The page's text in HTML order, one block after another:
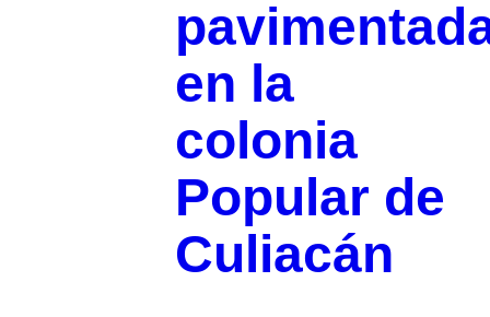
en la
colonia
Popular de
Culiacán